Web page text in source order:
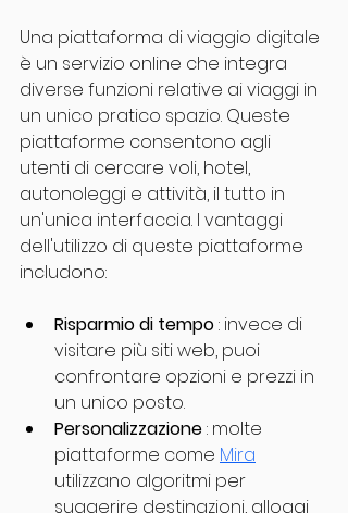
Una piattaforma di viaggio digitale
è un servizio online che integra
diverse funzioni relative ai viaggi in
un unico pratico spazio. Queste
piattaforme consentono agli
utenti di cercare voli, hotel,
autonoleggi e attività, il tutto in
un'unica interfaccia. I vantaggi
dell'utilizzo di queste piattaforme
includono:
Risparmio di tempo : invece di
visitare più siti web, puoi
confrontare opzioni e prezzi in
un unico posto.
Personalizzazione : molte
piattaforme come Mira
utilizzano algoritmi per
suggerire destinazioni, alloggi